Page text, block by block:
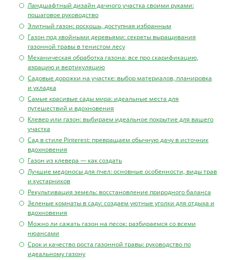
Ландшафтный дизайн дачного участка своими руками:
пошаговое руководство
Элитный газон: роскошь, доступная избранным
Газон под хвойными деревьями: секреты выращивания
газонной травы в тенистом лесу
Механическая обработка газона: все про скарификацию,
аэрацию и вертикуляцию
Садовые дорожки на участке: выбор материалов, планировка
и укладка
Самые красивые сады мира: идеальные места для
путешествий и вдохновения
Клевер или газон: выбираем идеальное покрытие для вашего
участка
Сад в стиле Pinterest: превращаем обычную дачу в источник
вдохновения
Газон из клевера — как создать
Лучшие медоносы для пчел: основные особенности, виды трав
и кустарников
Рекультивация земель: восстановление природного баланса
Зеленые комнаты в саду: создаем уютные уголки для отдыха и
вдохновения
Можно ли сажать газон на песок: разбираемся со всеми
нюансами
Срок и качество роста газонной травы: руководство по
идеальному газону